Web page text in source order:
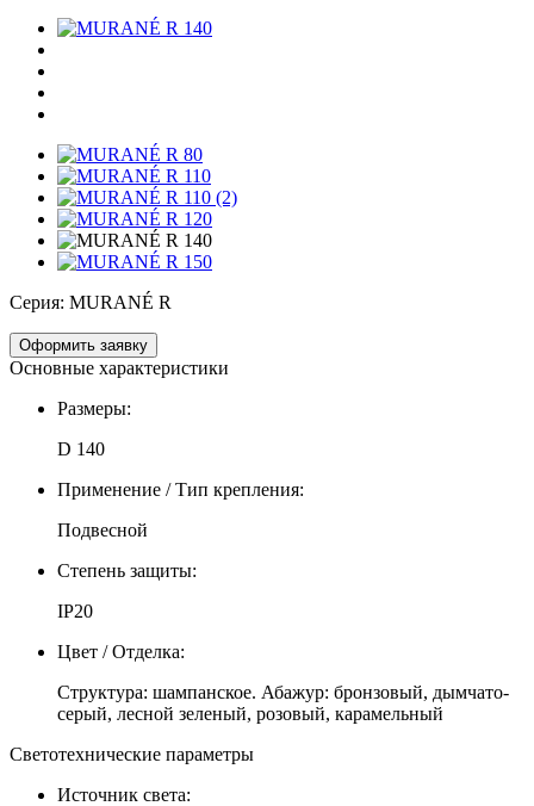
Серия: MURANÉ R
Оформить заявку
Основные характеристики
Размеры:
D 140
Применение / Тип крепления:
Подвесной
Степень защиты:
IP20
Цвет / Отделка:
Структура: шампанское. Абажур: бронзовый, дымчато-
серый, лесной зеленый, розовый, карамельный
Светотехнические параметры
Источник света: